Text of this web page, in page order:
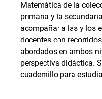
Matemática de la
primaria y la
acompañar a las y los
docentes con
abordados en ambos
perspectiva didáctica.
cuadernillo para